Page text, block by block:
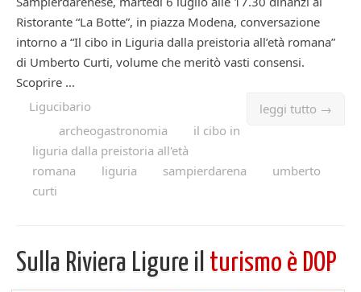
Ristorante “La Botte”, in piazza Modena, conversazione
intorno a “Il cibo in Liguria dalla preistoria all’età romana”
di Umberto Curti, volume che meritò vasti consensi.
Scoprire ...
leggi tutto →
Ligucibario
archeogastronomia
il cibo in
liguria dalla preistoria all'età
romana
liguria sampierdarena
umberto
curti
Sulla Riviera Ligure il turismo è DOP